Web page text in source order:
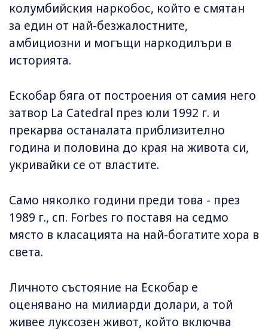
колумбийския наркобос, който е смятан
за един от най-безжалостните,
амбициозни и могъщи наркодилъри в
историята.
Ескобар бяга от построения от самия него
затвор La Catedral през юли 1992 г. и
прекарва останалата приблизително
година и половина до края на живота си,
укривайки се от властите.
Само няколко години преди това - през
1989 г., сп. Forbes го поставя на седмо
място в класацията на най-богатите хора в
света.
Личното състояние на Ескобар е
оценявано на милиарди долари, а той
живее луксозен живот, който включва